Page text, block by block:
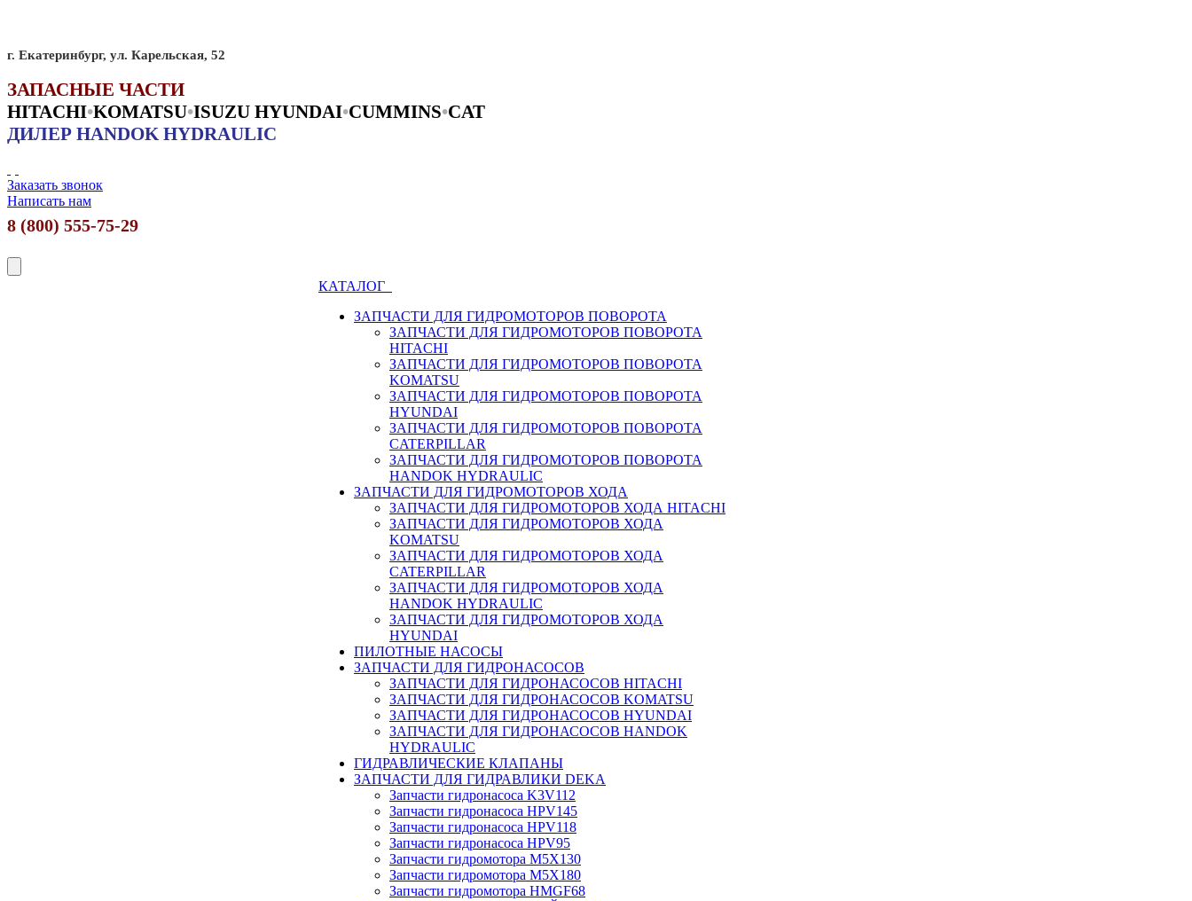
г. Екатеринбург, ул. Карельская, 52
ЗАПАСНЫЕ ЧАСТИ
HITACHI•KOMATSU•ISUZU HYUNDAI•CUMMINS•CAT
ДИЛЕР HANDOK HYDRAULIC
Заказать звонок
Написать нам
8 (800) 555-75-29
КАТАЛОГ
ЗАПЧАСТИ ДЛЯ ГИДРОМОТОРОВ ПОВОРОТА
ЗАПЧАСТИ ДЛЯ ГИДРОМОТОРОВ ПОВОРОТА
HITACHI
ЗАПЧАСТИ ДЛЯ ГИДРОМОТОРОВ ПОВОРОТА
KOMATSU
ЗАПЧАСТИ ДЛЯ ГИДРОМОТОРОВ ПОВОРОТА
HYUNDAI
ЗАПЧАСТИ ДЛЯ ГИДРОМОТОРОВ ПОВОРОТА
CATERPILLAR
ЗАПЧАСТИ ДЛЯ ГИДРОМОТОРОВ ПОВОРОТА
HANDOK HYDRAULIC
ЗАПЧАСТИ ДЛЯ ГИДРОМОТОРОВ ХОДА
ЗАПЧАСТИ ДЛЯ ГИДРОМОТОРОВ ХОДА HITACHI
ЗАПЧАСТИ ДЛЯ ГИДРОМОТОРОВ ХОДА
KOMATSU
ЗАПЧАСТИ ДЛЯ ГИДРОМОТОРОВ ХОДА
CATERPILLAR
ЗАПЧАСТИ ДЛЯ ГИДРОМОТОРОВ ХОДА
HANDOK HYDRAULIC
ЗАПЧАСТИ ДЛЯ ГИДРОМОТОРОВ ХОДА
HYUNDAI
ПИЛОТНЫЕ НАСОСЫ
ЗАПЧАСТИ ДЛЯ ГИДРОНАСОСОВ
ЗАПЧАСТИ ДЛЯ ГИДРОНАСОСОВ HITACHI
ЗАПЧАСТИ ДЛЯ ГИДРОНАСОСОВ KOMATSU
ЗАПЧАСТИ ДЛЯ ГИДРОНАСОСОВ HYUNDAI
ЗАПЧАСТИ ДЛЯ ГИДРОНАСОСОВ HANDOK
HYDRAULIC
ГИДРАВЛИЧЕСКИЕ КЛАПАНЫ
ЗАПЧАСТИ ДЛЯ ГИДРАВЛИКИ DEKA
Запчасти гидронасоса K3V112
Запчасти гидронасоса HPV145
Запчасти гидронасоса HPV118
Запчасти гидронасоса HPV95
Запчасти гидромотора M5X130
Запчасти гидромотора M5X180
Запчасти гидромотора HMGF68